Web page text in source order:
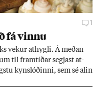
1
fá vinnu
vek­ur at­hygli. Á með­an
til fram­tíð­ar segj­ast at­
kyn­slóð­inni, sem sé al­in